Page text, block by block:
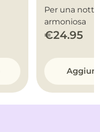
Per una
armoniosa
€24.95